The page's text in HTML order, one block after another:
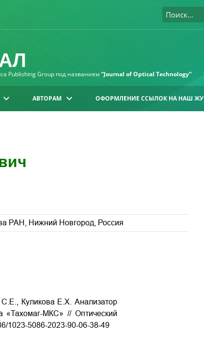
Publishing Group под названием “Journal of Optical Technology“
АВТОРАМ ОФОРМЛЕНИЕ ССЫЛОК НА НАШ
РАН, Нижний Новгород, Россия
Куликова Е.Х. Анализатор
«Тахомаг-МКС» // Оптический
1023-5086-2023-90-06-38-49